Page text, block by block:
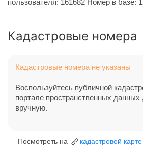
пользователя: 161682 Номер в базе:
Кадастровые номера
Кадастровые номера не указаны
Воспользуйтесь публичной
портале пространственных данных
вручную.
Посмотреть на кадастровой карте